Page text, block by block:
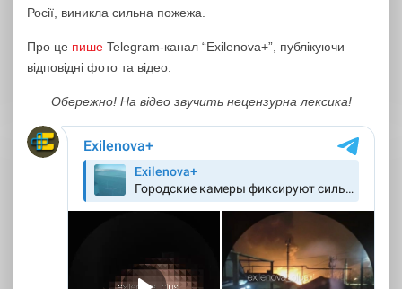
Росії, виникла сильна пожежа.
Про це пише Telegram-канал “Exilenova+”, публікуючи
відповідні фото та відео.
Обережно! На відео звучить нецензурна лексика!